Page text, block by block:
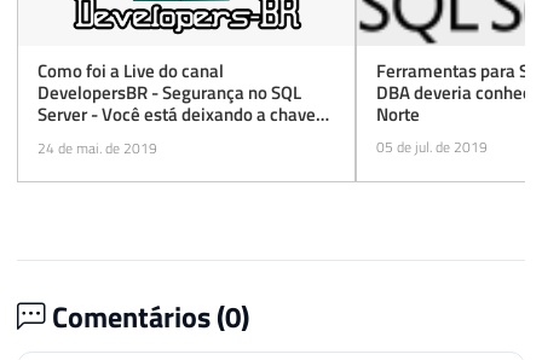
Como foi a Live do canal
DevelopersBR - Segurança no SQL
Server - Você está deixando a chave
embaixo do tapete?
24 de mai. de 2019
Ferramentas para
DBA deveria
Norte
05 de jul. de 2019
Comentários (0)